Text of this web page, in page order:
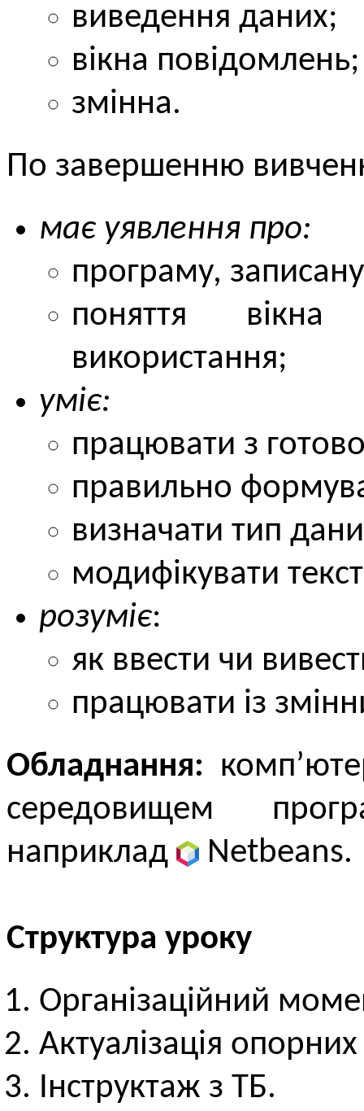
виведення даних;
вікна повідомлень;
змінна.
По завершенню
має уявлення про:
програму,
поняття
використання;
yміє:
працювати з
правильно
визначати тип
модифікувати
розуміє:
як ввести чи
працювати із
Обладнання:
середовищем
наприклад
Netbeans.
Структура уроку
Організаційний
Актуалізація
Інструктаж з ТБ.